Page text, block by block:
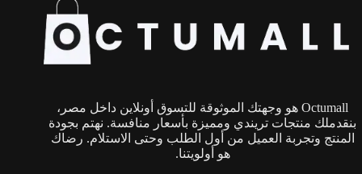
Octumall هو وجهتك الموثوقة للتسوق أونلاين داخل مصر،
بنقدملك منتجات تريندي ومميزة بأسعار منافسة. نهتم بجودة
المنتج وتجربة العميل من أول الطلب وحتى الاستلام. رضاك
هو أولويتنا.